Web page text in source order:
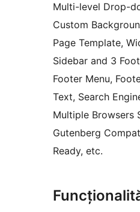
Multi-level Drop-
Custom
Page Template,
Sidebar and 3
Footer Menu,
Text, Search
Multiple Browsers
Gutenberg
Ready, etc.